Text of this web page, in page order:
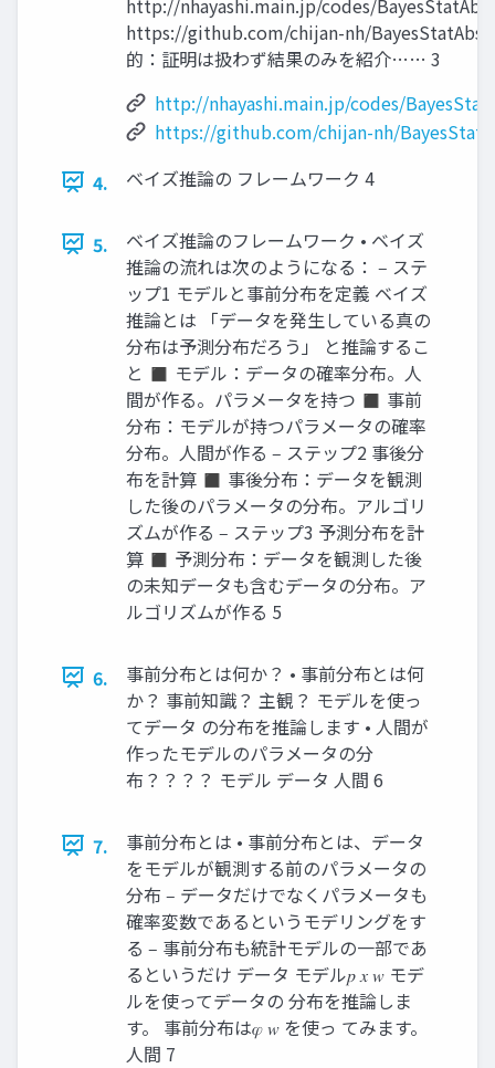
https://github.com/chijan-nh/
的：証明は扱わず結果のみを紹介…… 3
http://nhayashi.main.jp/codes/
https://github.com/chijan-nh/
4.
ベイズ推論の フレームワーク 4
5.
ベイズ推論のフレームワーク • ベイズ
推論の流れは次のようになる： ‒ ステ
ップ1 モデルと事前分布を定義 ベイズ
推論とは 「データを発生している真の
分布は予測分布だろう」 と推論するこ
と ◼ モデル：データの確率分布。人
間が作る。パラメータを持つ ◼ 事前
分布：モデルが持つパラメータの確率
分布。人間が作る ‒ ステップ2 事後分
布を計算 ◼ 事後分布：データを観測
した後のパラメータの分布。アルゴリ
ズムが作る ‒ ステップ3 予測分布を計
算 ◼ 予測分布：データを観測した後
の未知データも含むデータの分布。ア
ルゴリズムが作る 5
6.
事前分布とは何か？ • 事前分布とは何
か？ 事前知識？ 主観？ モデルを使っ
てデータ の分布を推論します • 人間が
作ったモデルのパラメータの分
布？？？？ モデル データ 人間 6
7.
事前分布とは • 事前分布とは、データ
をモデルが観測する前のパラメータの
分布 ‒ データだけでなくパラメータも
確率変数であるというモデリングをす
る ‒ 事前分布も統計モデルの一部であ
るというだけ データ モデル𝑝 𝑥 𝑤 モデ
ルを使ってデータの 分布を推論しま
す。 事前分布は𝜑 𝑤 を使っ てみます。
人間 7